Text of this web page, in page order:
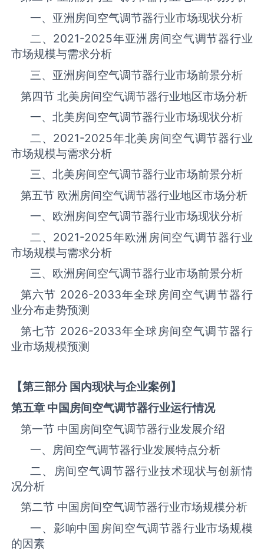
一、亚洲‌房间空气调节器‌‌‌‌行业市场现状分析
二、 2021-2025年亚洲‌房间空气调节器‌‌‌‌行业
市场规模与需求分析
三、亚洲‌房间空气调节器‌‌‌‌行业市场前景分析
第四节 北美‌房间空气调节器‌‌‌‌行业地区市场分析
一、北美‌房间空气调节器‌‌‌‌行业市场现状分析
二、 2021-2025年北美‌房间空气调节器‌‌‌‌行业
市场规模与需求分析
三、北美‌房间空气调节器‌‌‌‌行业市场前景分析
第五节 欧洲‌房间空气调节器‌‌‌‌行业地区市场分析
一、欧洲‌房间空气调节器‌‌‌‌行业市场现状分析
二、 2021-2025年欧洲‌房间空气调节器‌‌‌‌行业
市场规模与需求分析
三、欧洲‌房间空气调节器‌‌‌‌行业市场前景分析
第六节 2026-2033年全球‌房间空气调节器‌‌‌‌行
业分布走势预测
第七节 2026-2033年全球‌房间空气调节器‌‌‌‌行
业市场规模预测
【第三部分 国内现状与企业案例】
第五章 中国房间空气调节器行业运行情况
第一节 中国‌房间空气调节器‌‌‌‌行业发展介绍
一、‌房间空气调节器‌行业发展特点分析
二、‌房间空气调节器‌行业技术现状与创新情
况分析
第二节 中国‌房间空气调节器‌‌‌‌行业市场规模分析
一、影响中国‌房间空气调节器‌‌‌‌行业市场规模
的因素